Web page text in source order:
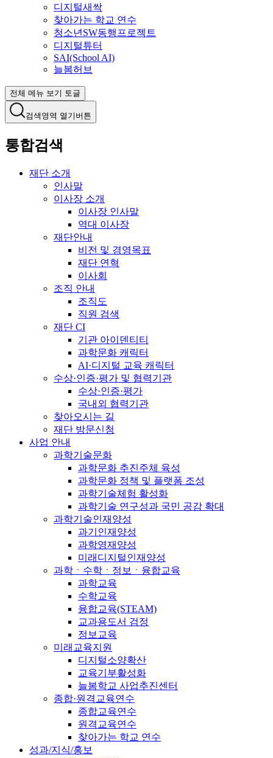
디지털새싹
찾아가는 학교 연수
청소년SW동행프로젝트
디지털튜터
SAI(School AI)
늘봄허브
전체 메뉴 보기 토글
검색영역 열기버튼
통합검색
재단 소개
인사말
이사장 소개
이사장 인사말
역대 이사장
재단안내
비전 및 경영목표
재단 연혁
이사회
조직 안내
조직도
직원 검색
재단 CI
기관 아이덴티티
과학문화 캐릭터
AI·디지털 교육 캐릭터
수상·인증·평가 및 협력기관
수상·인증·평가
국내외 협력기관
찾아오시는 길
재단 방문신청
사업 안내
과학기술문화
과학문화 추진주체 육성
과학문화 정책 및 플랫폼 조성
과학기술체험 활성화
과학기술 연구성과 국민 공감 확대
과학기술인재양성
과기인재양성
과학영재양성
미래디지털인재양성
과학ㆍ수학ㆍ정보ㆍ융합교육
과학교육
수학교육
융합교육(STEAM)
교과용도서 검정
정보교육
미래교육지원
디지털소양확산
교육기부활성화
늘봄학교 사업추진센터
종합·원격교육연수
종합교육연수
원격교육연수
찾아가는 학교 연수
성과/지식/홍보